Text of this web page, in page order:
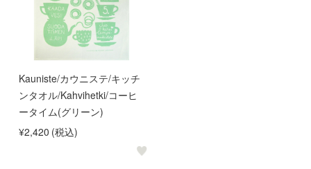
Kauniste/カウニステ/キッチ
ンタオル/Kahvihetki/コーヒ
ータイム(グリーン)
¥2,420 (税込)